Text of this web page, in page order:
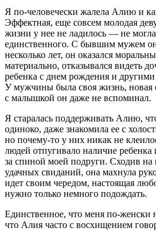
Я по-человечески жалела Алию и
Эффектная, еще совсем молодая
жизни у нее не ладилось — не
единственного. С бывшим мужем
несколько лет, он оказался
материально, отказывался видеть
ребенка с днем рождения и
У мужчины была своя жизнь, новая
с малышкой он даже не вспоминал.
Я старалась поддерживать Алию,
одиноко, даже знакомила ее с
но почему-то у них никак не
людей отпугивало наличие ребенка
за спиной моей подруги. Сходив на
удачных свиданий, она махнула
идет своим чередом, настоящая
нужно только немного подождать.
Единственное, что меня по-женски
что Алия часто с восхищением